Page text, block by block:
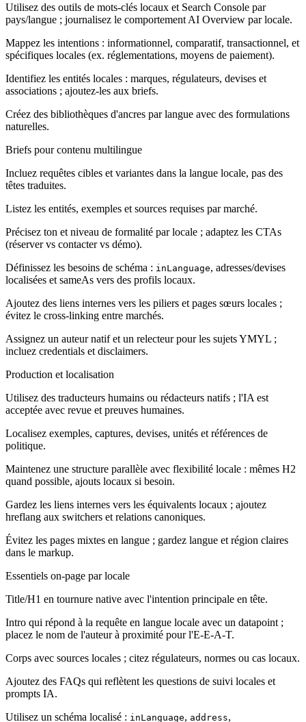
Utilisez des outils de mots-clés locaux et Search Console par
pays/langue ; journalisez le comportement AI Overview par locale.
Mappez les intentions : informationnel, comparatif, transactionnel, et
spécifiques locales (ex. réglementations, moyens de paiement).
Identifiez les entités locales : marques, régulateurs, devises et
associations ; ajoutez-les aux briefs.
Créez des bibliothèques d'ancres par langue avec des formulations
naturelles.
Briefs pour contenu multilingue
Incluez requêtes cibles et variantes dans la langue locale, pas des
têtes traduites.
Listez les entités, exemples et sources requises par marché.
Précisez ton et niveau de formalité par locale ; adaptez les CTAs
(réserver vs contacter vs démo).
Définissez les besoins de schéma : inLanguage, adresses/devises
localisées et sameAs vers des profils locaux.
Ajoutez des liens internes vers les piliers et pages sœurs locales ;
évitez le cross-linking entre marchés.
Assignez un auteur natif et un relecteur pour les sujets YMYL ;
incluez credentials et disclaimers.
Production et localisation
Utilisez des traducteurs humains ou rédacteurs natifs ; l'IA est
acceptée avec revue et preuves humaines.
Localisez exemples, captures, devises, unités et références de
politique.
Maintenez une structure parallèle avec flexibilité locale : mêmes H2
quand possible, ajouts locaux si besoin.
Gardez les liens internes vers les équivalents locaux ; ajoutez
hreflang aux switchers et relations canoniques.
Évitez les pages mixtes en langue ; gardez langue et région claires
dans le markup.
Essentiels on-page par locale
Title/H1 en tournure native avec l'intention principale en tête.
Intro qui répond à la requête en langue locale avec un datapoint ;
placez le nom de l'auteur à proximité pour l'E-E-A-T.
Corps avec sources locales ; citez régulateurs, normes ou cas locaux.
Ajoutez des FAQs qui reflètent les questions de suivi locales et
prompts IA.
Utilisez un schéma localisé : inLanguage, address,